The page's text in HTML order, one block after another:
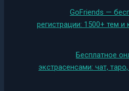
GoFriends —
регистрации: 1500+ тем
Бесплатное
экстрасенсами: чат,